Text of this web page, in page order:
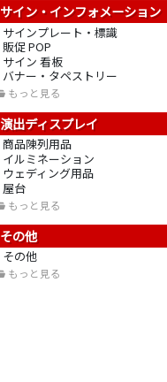
サイン・インフォメーション
サインプレート・標識
販促 POP
サイン 看板
バナー・タペストリー
もっと見る
演出ディスプレイ
商品陳列用品
イルミネーション
ウェディング用品
屋台
もっと見る
その他
その他
もっと見る